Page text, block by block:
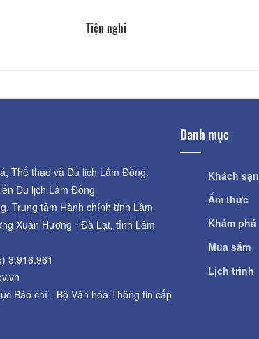
Tiện nghi
Thể thao và Du lịch Lâm Đồng.
Du lịch Lâm Đồng
Trung tâm Hành chính tỉnh Lâm
Xuân Hương - Đà Lạt, tỉnh Lâm
3.916.961
Báo chí - Bộ Văn hóa Thông tin cấp
Danh mục
Khách sạn
Ẩm thực
Khám phá
Mua sắm
Lịch trình